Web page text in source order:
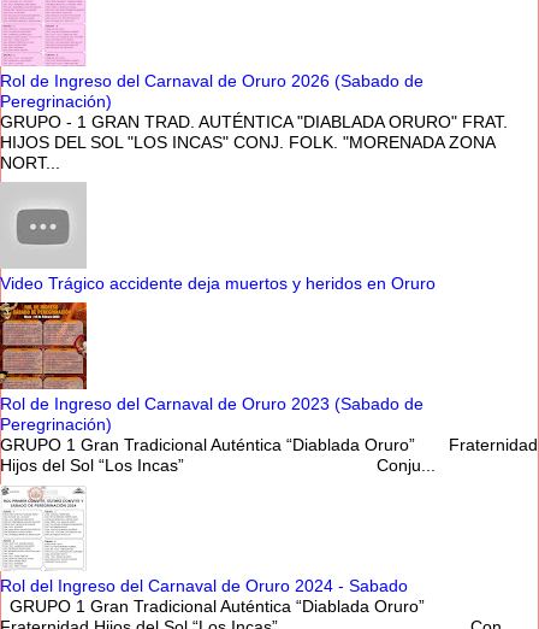
Rol de Ingreso del Carnaval de Oruro 2026 (Sabado de
Peregrinación)
GRUPO - 1 GRAN TRAD. AUTÉNTICA "DIABLADA ORURO" FRAT.
HIJOS DEL SOL "LOS INCAS" CONJ. FOLK. "MORENADA ZONA
NORT...
Video Trágico accidente deja muertos y heridos en Oruro
Rol de Ingreso del Carnaval de Oruro 2023 (Sabado de
Peregrinación)
GRUPO 1 Gran Tradicional Auténtica “Diablada Oruro” Fraternidad
Hijos del Sol “Los Incas” Conju...
Rol del Ingreso del Carnaval de Oruro 2024 - Sabado
GRUPO 1 Gran Tradicional Auténtica “Diablada Oruro”